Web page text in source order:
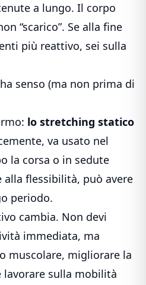
a lungo. Il corpo
“scarico”. Se alla fine
più reattivo, sei sulla
senso (ma non prima di
lo stretching statico
va usato nel
la corsa o in sedute
alla flessibilità, può avere
periodo.
cambia. Non devi
immediata, ma
muscolare, migliorare la
lavorare sulla mobilità